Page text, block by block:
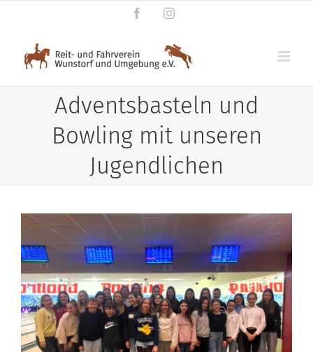
springen
FacebookInstagram
Adventsbasteln und
Bowling mit unseren
Jugendlichen
grösseres
Bild